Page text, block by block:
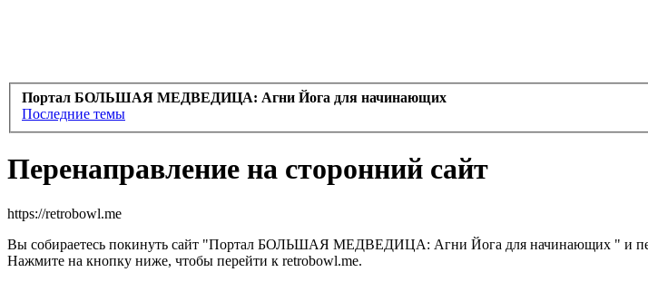
Портал БОЛЬШАЯ МЕДВЕДИЦА: Агни Йога для начинающих
Последние темы
Перенаправление на сторонний сайт
https://retrobowl.me
Вы собираетесь покинуть сайт "Портал БОЛЬШАЯ МЕДВЕДИЦА: Агни Йога для начинающих " и
Нажмите на кнопку ниже, чтобы перейти к retrobowl.me.